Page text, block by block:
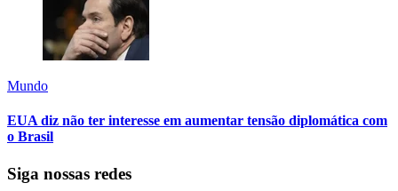
Mundo
EUA diz não ter interesse em aumentar tensão diplomática com
o Brasil
Siga nossas redes